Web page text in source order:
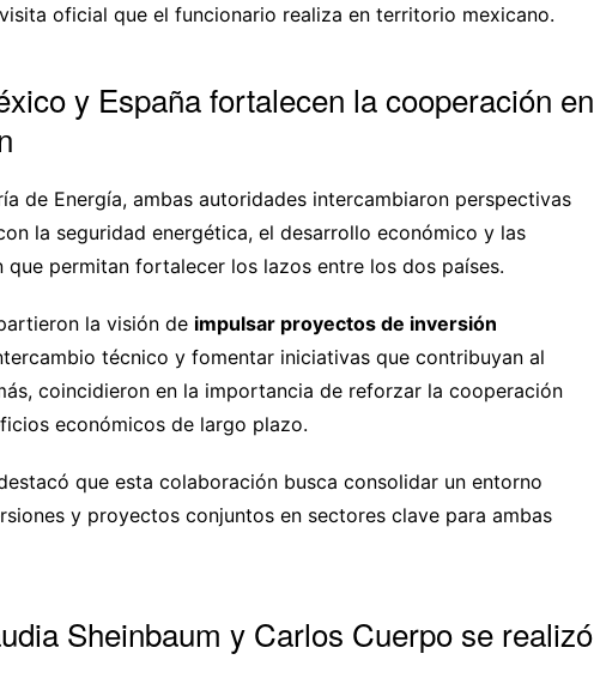
oficial que el funcionario realiza en territorio mexicano.
y España fortalecen la cooperación en
de Energía, ambas autoridades intercambiaron perspectivas
la seguridad energética, el desarrollo económico y las
permitan fortalecer los lazos entre los dos países.
la visión de impulsar proyectos de inversión
técnico y fomentar iniciativas que contribuyan al
coincidieron en la importancia de reforzar la cooperación
económicos de largo plazo.
que esta colaboración busca consolidar un entorno
y proyectos conjuntos en sectores clave para ambas
Sheinbaum y Carlos Cuerpo se realizó